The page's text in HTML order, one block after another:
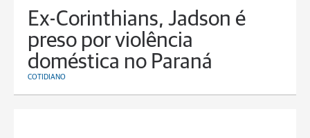
Ex-Corinthians, Jadson é
preso por violência
doméstica no Paraná
COTIDIANO